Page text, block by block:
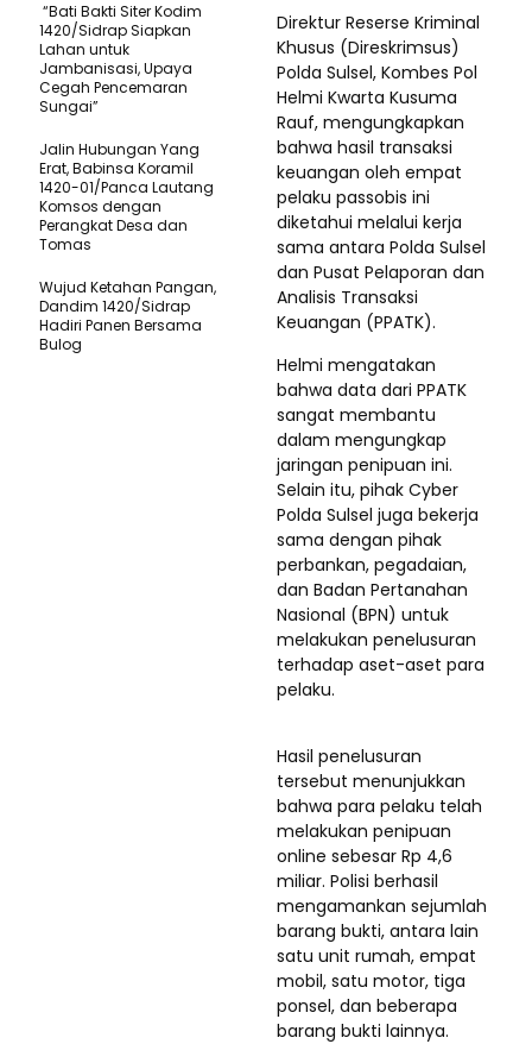
Direktur Reserse Kriminal
Khusus (Direskrimsus)
Polda Sulsel, Kombes Pol
Helmi Kwarta Kusuma
Rauf, mengungkapkan
bahwa hasil transaksi
keuangan oleh empat
pelaku passobis ini
diketahui melalui kerja
sama antara Polda Sulsel
dan Pusat Pelaporan dan
Analisis Transaksi
Keuangan (PPATK).
Helmi mengatakan
bahwa data dari PPATK
sangat membantu
dalam mengungkap
jaringan penipuan ini.
Selain itu, pihak Cyber
Polda Sulsel juga bekerja
sama dengan pihak
perbankan, pegadaian,
dan Badan Pertanahan
Nasional (BPN) untuk
melakukan penelusuran
terhadap aset-aset para
pelaku.
Hasil penelusuran
tersebut menunjukkan
bahwa para pelaku telah
melakukan penipuan
online sebesar Rp 4,6
miliar. Polisi berhasil
mengamankan sejumlah
barang bukti, antara lain
satu unit rumah, empat
mobil, satu motor, tiga
ponsel, dan beberapa
barang bukti lainnya.
“Bati Bakti Siter Kodim
1420/Sidrap Siapkan
Lahan untuk
Jambanisasi, Upaya
Cegah Pencemaran
Sungai”
Jalin Hubungan Yang
Erat, Babinsa Koramil
1420-01/Panca Lautang
Komsos dengan
Perangkat Desa dan
Tomas
Wujud Ketahan Pangan,
Dandim 1420/Sidrap
Hadiri Panen Bersama
Bulog